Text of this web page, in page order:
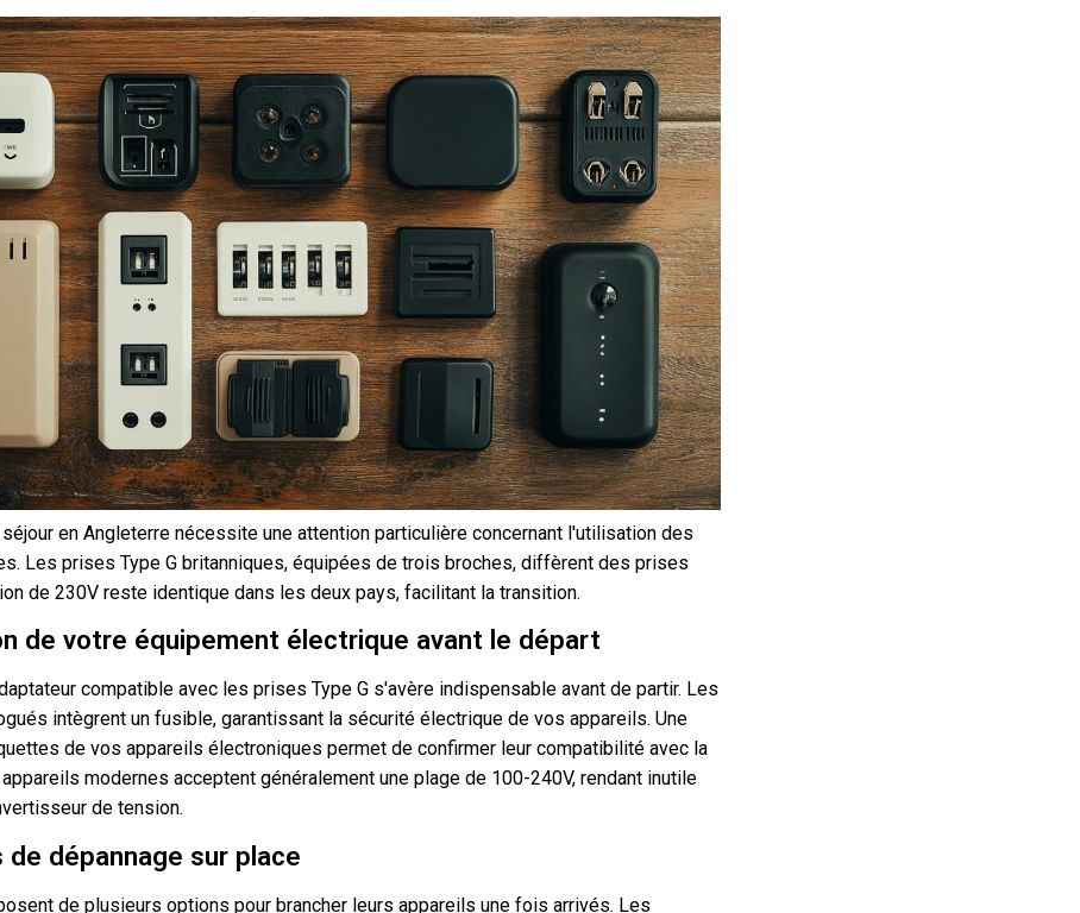
en Angleterre nécessite une attention particulière concernant l'utilisation des
Les prises Type G britanniques, équipées de trois broches, diffèrent des prises
de 230V reste identique dans les deux pays, facilitant la transition.
de votre équipement électrique avant le départ
compatible avec les prises Type G s'avère indispensable avant de partir. Les
intègrent un fusible, garantissant la sécurité électrique de vos appareils. Une
de vos appareils électroniques permet de confirmer leur compatibilité avec la
modernes acceptent généralement une plage de 100-240V, rendant inutile
de tension.
dépannage sur place
de plusieurs options pour brancher leurs appareils une fois arrivés. Les